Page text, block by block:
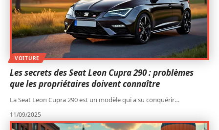
VOITURE
Les secrets des Seat Leon Cupra 290 : problèmes
que les propriétaires doivent connaître
La Seat Leon Cupra 290 est un modèle qui a su conquérir…
11/09/2025